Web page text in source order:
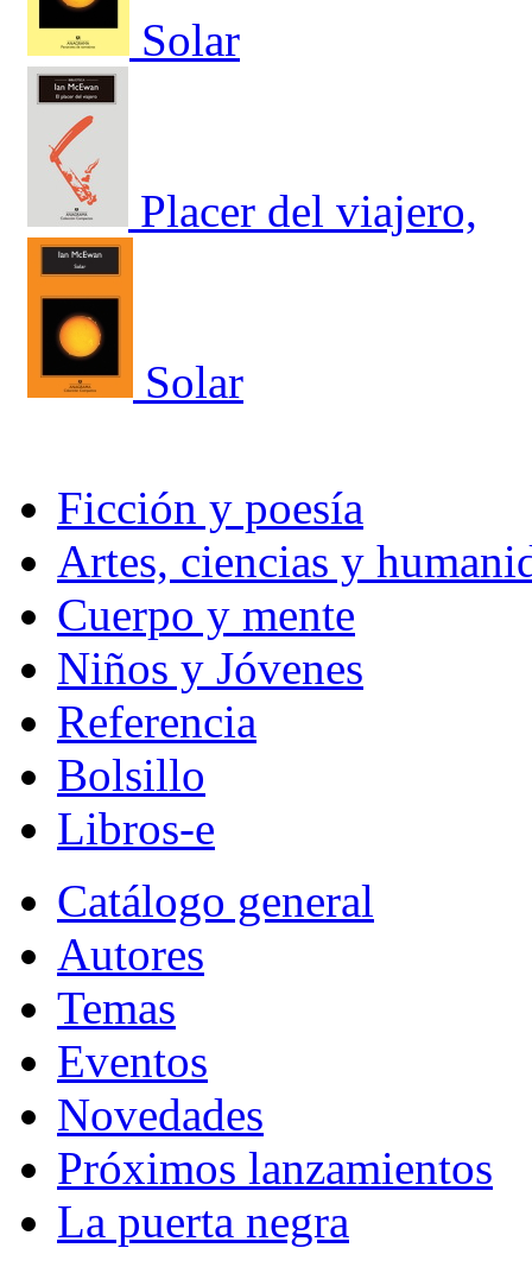
Solar
Placer del viajero,
Solar
Ficción y poesía
Artes, ciencias y
Cuerpo y mente
Niños y Jóvenes
Referencia
Bolsillo
Libros-e
Catálogo general
Autores
Temas
Eventos
Novedades
Próximos lanzamientos
La puerta negra